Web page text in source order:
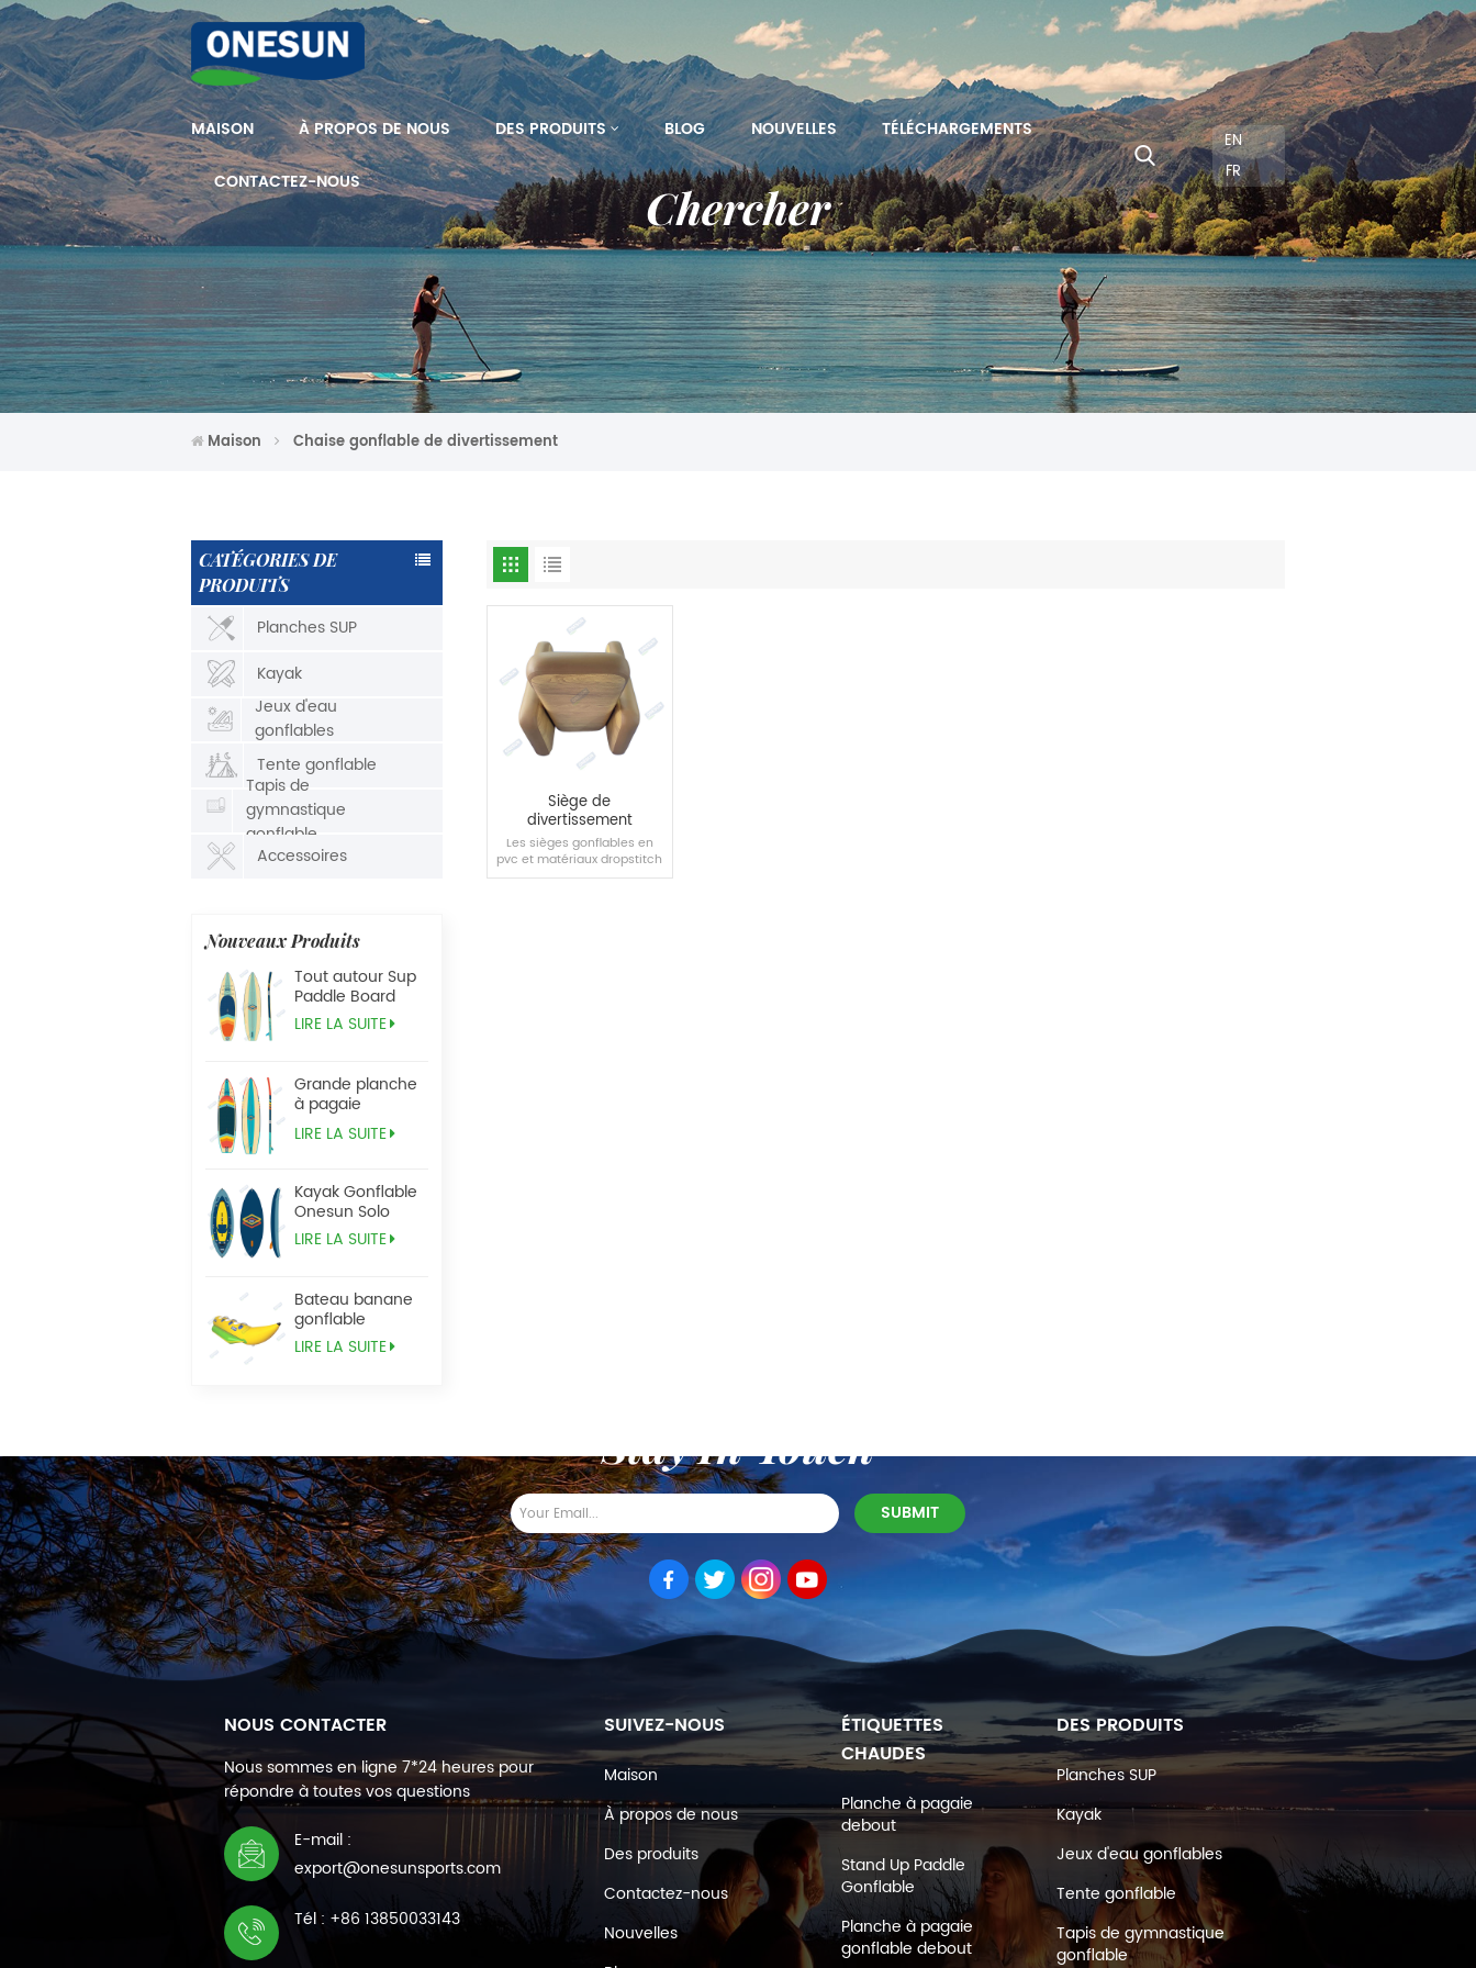
MAISON À PROPOS DE NOUS DES PRODUITS BLOG NOUVELLES TÉLÉCHARGEMENTS
CONTACTEZ-NOUS
EN
FR
Chercher
Maison Chaise gonflable de divertissement
CATÉGORIES DE
PRODUITS
Planches SUP
Kayak
Jeux d'eau
gonflables
Tente gonflable
Tapis de
gymnastique
gonflable
Accessoires
Nouveaux Produits
Tout autour Sup
Paddle Board
LIRE LA SUITE
Grande planche
à pagaie
Tandem Sup
LIRE LA SUITE
Kayak Gonflable
Onesun Solo
LIRE LA SUITE
Bateau banane
gonflable
LIRE LA SUITE
Siège de
divertissement
gonflable
Les sièges gonflables en
pvc et matériaux dropstitch
conviennent aux piscines,
Stay In Touch
NOUS CONTACTER
Nous sommes en ligne 7*24 heures pour
répondre à toutes vos questions
E-mail :
export@onesunsports.com
Tél : +86 13850033143
SUIVEZ-NOUS
Maison
À propos de nous
Des produits
Contactez-nous
Nouvelles
ÉTIQUETTES
CHAUDES
Planche à pagaie
debout
Stand Up Paddle
Gonflable
Planche à pagaie
gonflable debout
DES PRODUITS
Planches SUP
Kayak
Jeux d'eau gonflables
Tente gonflable
Tapis de gymnastique
gonflable